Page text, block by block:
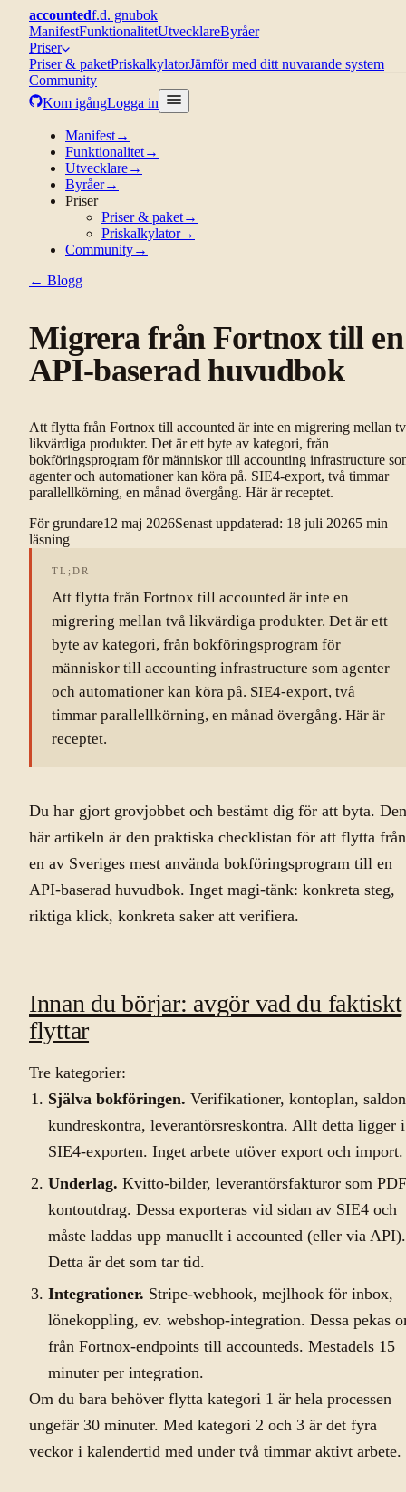
accountedf.d. gnubok
ManifestFunktionalitetUtvecklareByråer
Priser
Priser & paketPriskalkylatorJämför med ditt nuvarande system
Community
Kom igångLogga in
Manifest→
Funktionalitet→
Utvecklare→
Byråer→
Priser
Priser & paket→
Priskalkylator→
Community→
← Blogg
Migrera från Fortnox till en
API-baserad huvudbok
Att flytta från Fortnox till accounted är inte en migrering mellan
likvärdiga produkter. Det är ett byte av kategori, från
bokföringsprogram för människor till accounting infrastructure
agenter och automationer kan köra på. SIE4-export, två timmar
parallellkörning, en månad övergång. Här är receptet.
För grundare12 maj 2026Senast uppdaterad: 18 juli 20265 min
läsning
TL;DR
Att flytta från Fortnox till accounted är inte en
migrering mellan två likvärdiga produkter. Det är ett
byte av kategori, från bokföringsprogram för
människor till accounting infrastructure som agenter
och automationer kan köra på. SIE4-export, två
timmar parallellkörning, en månad övergång. Här är
receptet.
Du har gjort grovjobbet och bestämt dig för att byta. Den
här artikeln är den praktiska checklistan för att flytta från
en av Sveriges mest använda bokföringsprogram till en
API-baserad huvudbok. Inget magi-tänk: konkreta steg,
riktiga klick, konkreta saker att verifiera.
Innan du börjar: avgör vad du faktiskt
flyttar
Tre kategorier:
Själva bokföringen. Verifikationer, kontoplan,
kundreskontra, leverantörsreskontra. Allt detta ligger i
SIE4-exporten. Inget arbete utöver export och import.
Underlag. Kvitto-bilder, leverantörsfakturor som
kontoutdrag. Dessa exporteras vid sidan av SIE4 och
måste laddas upp manuellt i accounted (eller via API).
Detta är det som tar tid.
Integrationer. Stripe-webhook, mejlhook för inbox,
lönekoppling, ev. webshop-integration. Dessa pekas
från Fortnox-endpoints till accounteds. Mestadels 15
minuter per integration.
Om du bara behöver flytta kategori 1 är hela processen
ungefär 30 minuter. Med kategori 2 och 3 är det fyra
veckor i kalendertid med under två timmar aktivt arbete.